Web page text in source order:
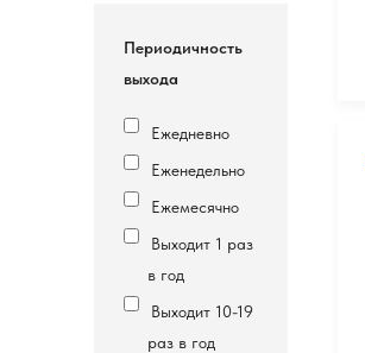
Периодичность
выхода
Ежедневно
Еженедельно
Ежемесячно
Выходит 1 раз
в год
Выходит 10-19
раз в год